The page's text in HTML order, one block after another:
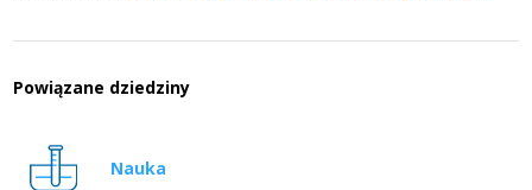
Powiązane dziedziny
Nauka